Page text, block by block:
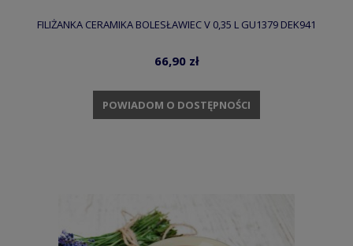
FILIŻANKA CERAMIKA BOLESŁAWIEC V 0,35 L GU1379 DEK941
66,90 zł
POWIADOM O DOSTĘPNOŚCI